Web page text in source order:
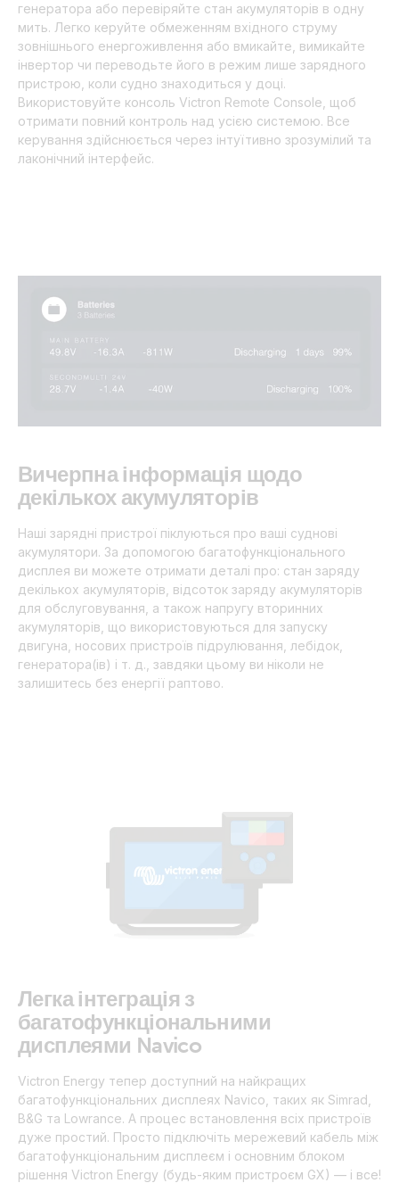
генератора або перевіряйте стан акумуляторів в одну
мить. Легко керуйте обмеженням вхідного струму
зовнішнього енергоживлення або вмикайте, вимикайте
інвертор чи переводьте його в режим лише зарядного
пристрою, коли судно знаходиться у доці.
Використовуйте консоль Victron Remote Console, щоб
отримати повний контроль над усією системою. Все
керування здійснюється через інтуїтивно зрозумілий та
лаконічний інтерфейс.
Вичерпна інформація щодо
декількох акумуляторів
Наші зарядні пристрої піклуються про ваші суднові
акумулятори. За допомогою багатофункціонального
дисплея ви можете отримати деталі про: стан заряду
декількох акумуляторів, відсоток заряду акумуляторів
для обслуговування, а також напругу вторинних
акумуляторів, що використовуються для запуску
двигуна, носових пристроїв підрулювання, лебідок,
генератора(ів) і т. д., завдяки цьому ви ніколи не
залишитесь без енергії раптово.
Легка інтеграція з
багатофункціональними
дисплеями Navico
Victron Energy тепер доступний на найкращих
багатофункціональних дисплеях Navico, таких як Simrad,
B&G та Lowrance. А процес встановлення всіх пристроїв
дуже простий. Просто підключіть мережевий кабель між
багатофункціональним дисплеєм і основним блоком
рішення Victron Energy (будь-яким пристроєм GX) — і все!